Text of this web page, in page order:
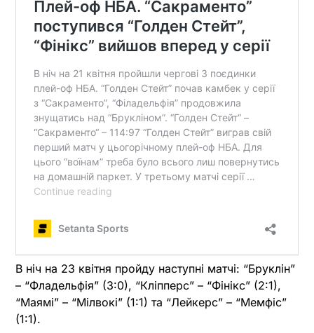
В ніч на 23 квітня пройду наступні матчі: “Бруклін”
– “Фладельфія” (3:0), “Кліпперс” – “Фінікс” (2:1),
“Маямі” – “Мілвокі” (1:1) та “Лейкерс” – “Мемфіс”
(1:1).